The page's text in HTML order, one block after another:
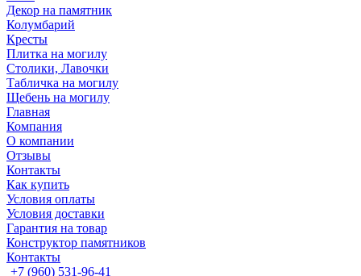
Декор на памятник
Колумбарий
Кресты
Плитка на могилу
Столики, Лавочки
Табличка на могилу
Щебень на могилу
Главная
Компания
О компании
Отзывы
Контакты
Как купить
Условия оплаты
Условия доставки
Гарантия на товар
Конструктор памятников
Контакты
+7 (960) 531-96-41